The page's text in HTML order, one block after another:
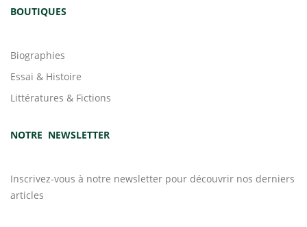
BOUTIQUES
Biographies
Essai & Histoire
Littératures & Fictions
NOTRE NEWSLETTER
Inscrivez-vous à notre newsletter pour découvrir nos derniers
articles